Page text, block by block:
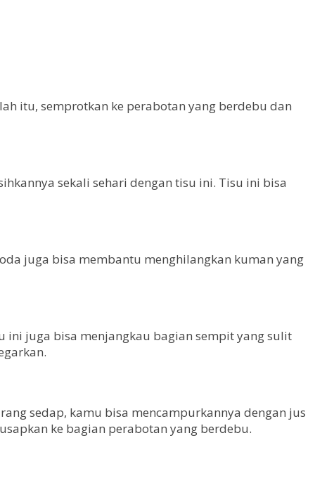
itu, semprotkan ke perabotan yang berdebu dan
sekali sehari dengan tisu ini. Tisu ini bisa
juga bisa membantu menghilangkan kuman yang
juga bisa menjangkau bagian sempit yang sulit
sedap, kamu bisa mencampurkannya dengan jus
ke bagian perabotan yang berdebu.